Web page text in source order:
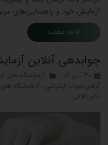
آزمایش خود و راهنمایی‌های
ادامه مطلب
جوابدهی آنلاین
۳۰ آبان ۰۱ آزمایشگاه های
گرفتن جواب اینترنتی ، آزمایشگاه
دکتر کلائی